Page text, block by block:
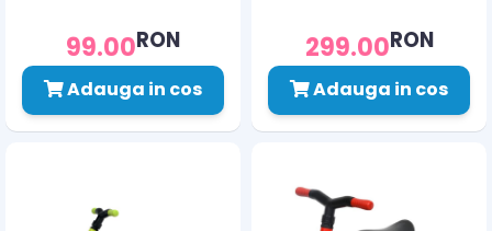
99.00RON
Adauga in cos
299.00RON
Adauga in cos